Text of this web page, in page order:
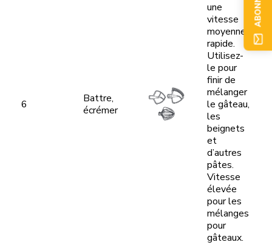
6
Battre,
écrémer
une
vitesse
moyennement
rapide.
Utilisez-
le pour
finir de
mélanger
le gâteau,
les
beignets
et
d’autres
pâtes.
Vitesse
élevée
pour les
mélanges
pour
gâteaux.